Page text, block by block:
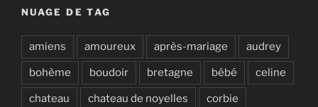
NUAGE DE TAG
amiens amoureux après-mariage audrey
bohème boudoir bretagne bébé celine
chateau chateau de noyelles corbie